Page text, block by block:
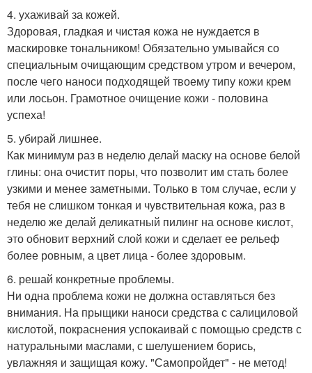
4. ухаживай за кожей.
Здоровая, гладкая и чистая кожа не нуждается в
маскировке тональником! Обязательно умывайся со
специальным очищающим средством утром и вечером,
после чего наноси подходящей твоему типу кожи крем
или лосьон. Грамотное очищение кожи - половина
успеха!
5. убирай лишнее.
Как минимум раз в неделю делай маску на основе белой
глины: она очистит поры, что позволит им стать более
узкими и менее заметными. Только в том случае, если у
тебя не слишком тонкая и чувствительная кожа, раз в
неделю же делай деликатный пилинг на основе кислот,
это обновит верхний слой кожи и сделает ее рельеф
более ровным, а цвет лица - более здоровым.
6. решай конкретные проблемы.
Ни одна проблема кожи не должна оставляться без
внимания. На прыщики наноси средства с салициловой
кислотой, покраснения успокаивай с помощью средств с
натуральными маслами, с шелушением борись,
увлажняя и защищая кожу. "Самопройдет" - не метод!